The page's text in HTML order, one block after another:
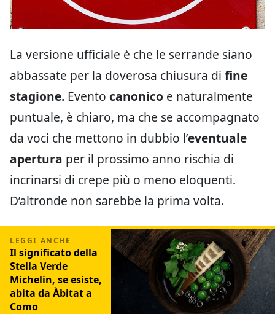
La versione ufficiale è che le serrande siano
abbassate per la doverosa chiusura di fine
stagione. Evento canonico e naturalmente
puntuale, è chiaro, ma che se accompagnato
da voci che mettono in dubbio l’eventuale
apertura per il prossimo anno rischia di
incrinarsi di crepe più o meno eloquenti.
D’altronde non sarebbe la prima volta.
Il significato della
Stella Verde
Michelin, se esiste,
abita da Àbitat a
Como